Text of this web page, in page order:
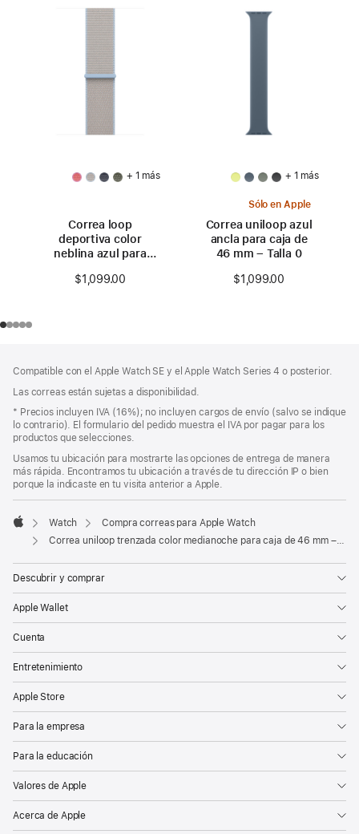
+ 1 más
Correa loop
deportiva color
neblina azul para
$1,099.00
+ 1 más
Sólo en Apple
Correa uniloop azul
ancla para caja de
46 mm – Talla 0
$1,099.00
de
página
a
pie
de
página
Compatible con el Apple Watch SE y el Apple Watch Series 4 o posterior.
Las correas están sujetas a disponibilidad.
Nota
a
pie
página
* Precios incluyen IVA (16%); no incluyen cargos de envío (salvo se indique
lo contrario). El formulario del pedido muestra el IVA por pagar para los
productos que selecciones.
Usamos tu ubicación para mostrarte las opciones de entrega de manera
más rápida. Encontramos tu ubicación a través de tu dirección IP o bien
porque la indicaste en tu visita anterior a Apple.
Apple
Watch
Compra correas para Apple Watch
Correa uniloop trenzada color medianoche para caja de 46 mm – Talla 8
Descubrir y comprar
Apple Wallet
Cuenta
Entretenimiento
Apple Store
Para la empresa
Para la educación
Valores de Apple
Acerca de Apple